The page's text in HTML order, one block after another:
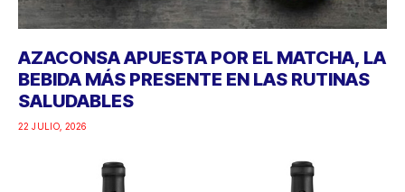
AZACONSA APUESTA POR EL MATCHA, LA
BEBIDA MÁS PRESENTE EN LAS RUTINAS
SALUDABLES
22 JULIO, 2026